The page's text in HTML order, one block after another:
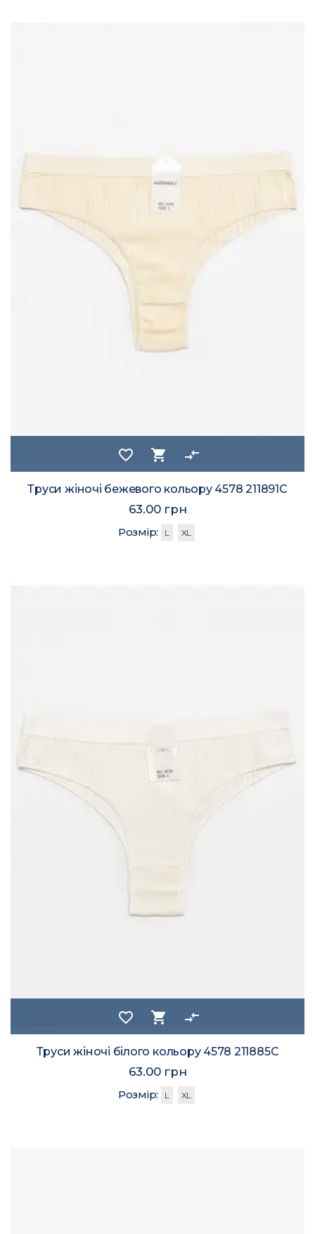
favorite_border shopping_cart compare_arrows
Труси жіночі бежевого кольору 4578 211891C
63.00 грн
Розмір: L XL
favorite_border shopping_cart compare_arrows
Труси жіночі білого кольору 4578 211885C
63.00 грн
Розмір: L XL